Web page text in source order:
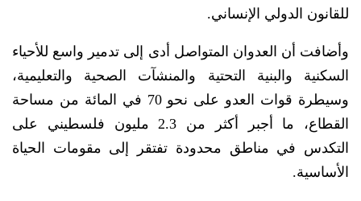
للقانون الدولي الإنساني.
وأضافت أن العدوان المتواصل أدى إلى تدمير واسع للأحياء
السكنية والبنية التحتية والمنشآت الصحية والتعليمية،
وسيطرة قوات العدو على نحو 70 في المائة من مساحة
القطاع، ما أجبر أكثر من 2.3 مليون فلسطيني على
التكدس في مناطق محدودة تفتقر إلى مقومات الحياة
الأساسية.